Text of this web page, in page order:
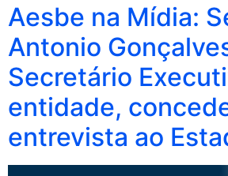
Aesbe na Mídia:
Antonio
Secretário
entidade,
entrevista ao